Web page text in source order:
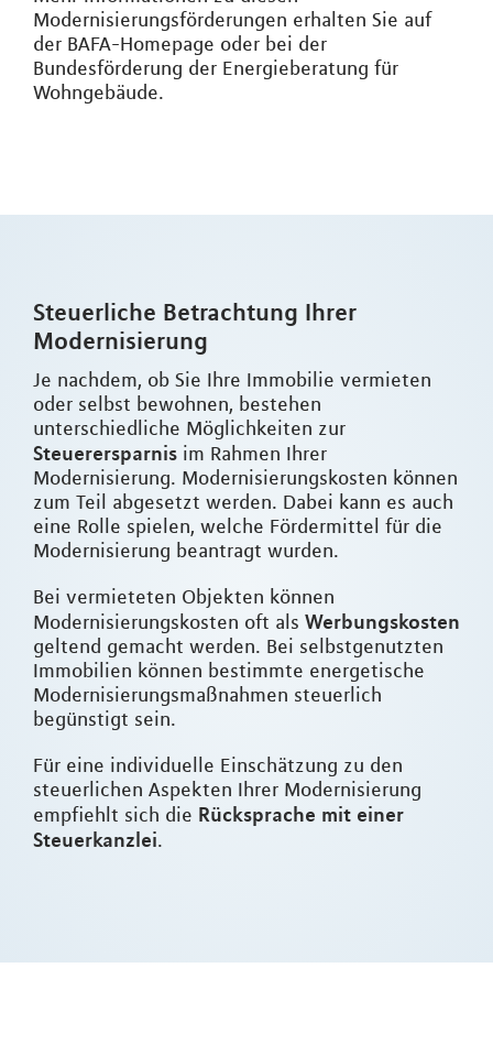
Modernisierungsförderungen erhalten Sie auf
der BAFA-Homepage oder bei der
Bundesförderung der Energieberatung für
Wohngebäude.
Steuerliche Betrachtung Ihrer
Modernisierung
Je nachdem, ob Sie Ihre Immobilie vermieten
oder selbst bewohnen, bestehen
unterschiedliche Möglichkeiten zur
Steuerersparnis im Rahmen Ihrer
Modernisierung. Modernisierungskosten können
zum Teil abgesetzt werden. Dabei kann es auch
eine Rolle spielen, welche Fördermittel für die
Modernisierung beantragt wurden.
Bei vermieteten Objekten können
Modernisierungskosten oft als Werbungskosten
geltend gemacht werden. Bei selbstgenutzten
Immobilien können bestimmte energetische
Modernisierungsmaßnahmen steuerlich
begünstigt sein.
Für eine individuelle Einschätzung zu den
steuerlichen Aspekten Ihrer Modernisierung
empfiehlt sich die Rücksprache mit einer
Steuerkanzlei.